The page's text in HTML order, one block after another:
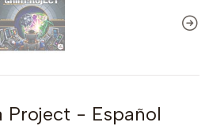
Project - Español